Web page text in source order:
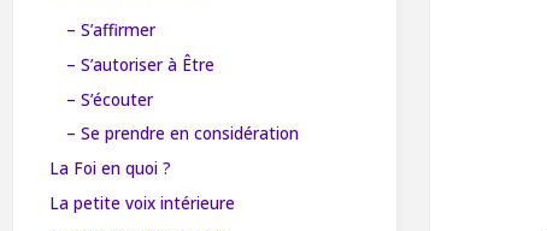
– S’affirmer
– S’autoriser à Être
– S’écouter
– Se prendre en considération
La Foi en quoi ?
La petite voix intérieure